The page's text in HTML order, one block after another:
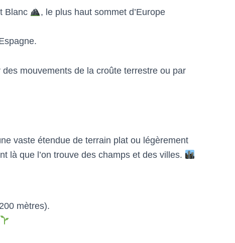
Blanc
, le plus haut sommet d’Europe
mouvements de la croûte terrestre ou par
vaste étendue de terrain plat ou légèrement
là que l’on trouve des champs et des villes.
mètres).